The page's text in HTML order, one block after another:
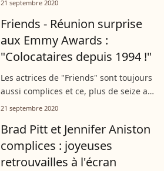
cérémonie à distance. Jennifer Aniston,
Rachel...
21 septembre 2020
Friends - Réunion surprise
aux Emmy Awards :
"Colocataires depuis 1994 !"
Les actrices de "Friends" sont toujours
aussi complices et ce, plus de seize ans
après l'arrêt de la série ! Dimanche soir,
Emmy Awards, Jennifer...
21 septembre 2020
Brad Pitt et Jennifer Aniston
complices : joyeuses
retrouvailles à l'écran